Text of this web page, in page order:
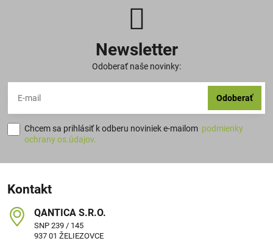
Newsletter
Odoberať naše novinky:
Odoberať
Chcem sa prihlásiť k odberu noviniek e-mailom podmienky
ochrany os.údajov.
Kontakt
QANTICA S​.R​.O​.
SNP 239 / 145
937 01 ŽELIEZOVCE